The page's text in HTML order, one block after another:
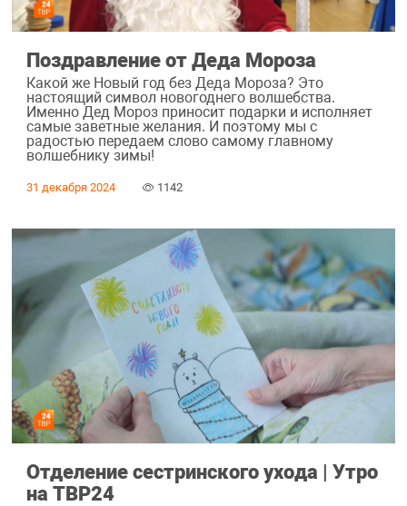
Поздравление от Деда Мороза
Какой же Новый год без Деда Мороза? Это
настоящий символ новогоднего волшебства.
Именно Дед Мороз приносит подарки и исполняет
самые заветные желания. И поэтому мы с
радостью передаем слово самому главному
волшебнику зимы!
31 декабря 2024 1142
Отделение сестринского ухода | Утро
на ТВР24